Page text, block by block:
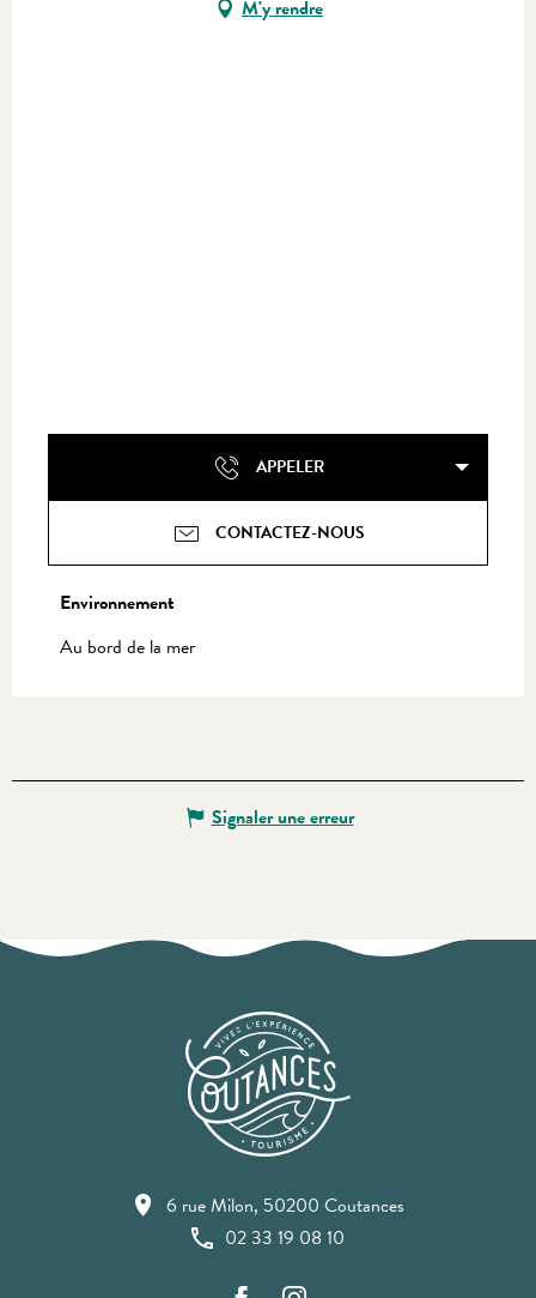
M'y rendre
APPELER
CONTACTEZ-NOUS
Environnement
Environnement
Au bord de la mer
Signaler une erreur
6 rue Milon, 50200 Coutances
02 33 19 08 10